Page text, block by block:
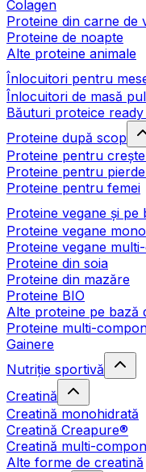
Colagen
Proteine din carne de
Proteine de noapte
Alte proteine animale
Înlocuitori pentru
Înlocuitori de masă
Băuturi proteice
Proteine după scop
Proteine pentru
Proteine pentru
Proteine pentru femei
Proteine vegane și pe
Proteine vegane
Proteine vegane
Proteine din soia
Proteine din mazăre
Proteine BIO
Alte proteine pe bază
Proteine multi-
Gainere
Nutriție sportivă
Creatină
Creatină monohidrată
Creatină Creapure®
Creatină multi-
Alte forme de creatină